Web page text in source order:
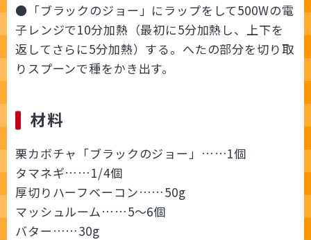
●「ブラックのジョー」にラップをして500Wの電
子レンジで10分加熱（最初に5分加熱し、上下を
返してさらに5分加熱）する。へたの部分を切り取
りスプーンで種をかき出す。
材料
栗カボチャ「ブラックのジョー」……1個
タマネギ……1/4個
厚切りハーフベーコン……50g
マッシュルーム……5～6個
バター……30g